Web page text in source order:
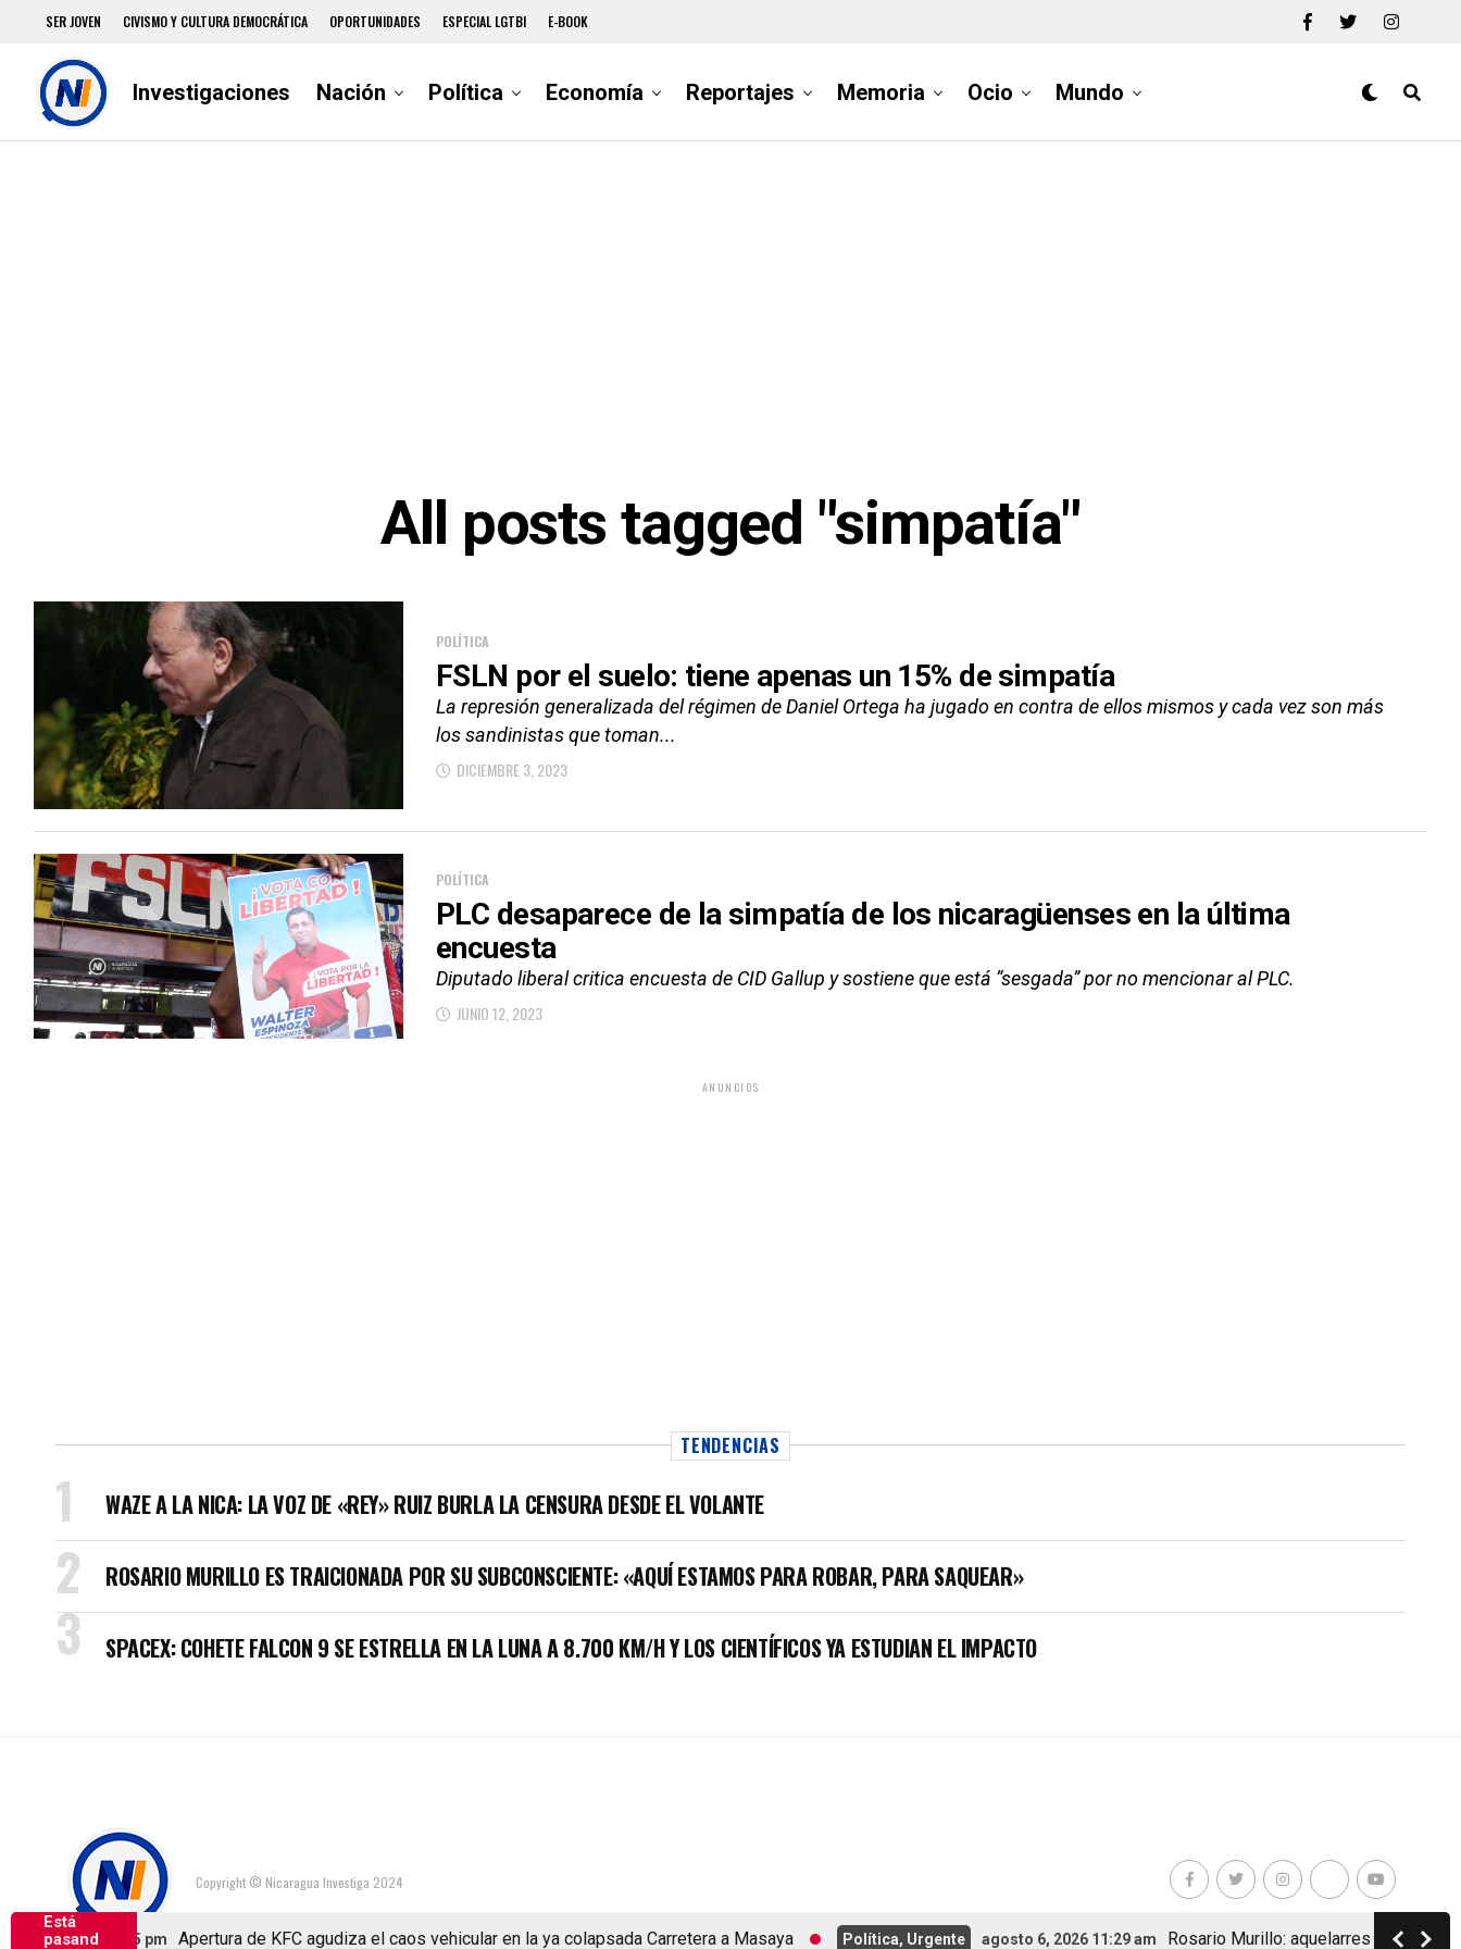
SER JOVEN CIVISMO Y CULTURA DEMOCRÁTICA OPORTUNIDADES ESPECIAL LGTBI E-BOOK
Investigaciones Nación Política Economía Reportajes Memoria Ocio Mundo
Está
pasand
6, 2026 1:25 pm Apertura de KFC agudiza el caos vehicular en la ya colapsada Carretera a Masaya Política, Urgente agosto 6, 2026 11:29 am Rosario Murillo: aquelarres con
All posts tagged "simpatía"
POLÍTICA
FSLN por el suelo: tiene apenas un 15% de simpatía
La represión generalizada del régimen de Daniel Ortega ha jugado en contra de ellos mismos y cada vez son más
los sandinistas que toman...
DICIEMBRE 3, 2023
POLÍTICA
PLC desaparece de la simpatía de los nicaragüenses en la última
encuesta
Diputado liberal critica encuesta de CID Gallup y sostiene que está “sesgada” por no mencionar al PLC.
JUNIO 12, 2023
ANUNCIOS
TENDENCIAS
WAZE A LA NICA: LA VOZ DE «REY» RUIZ BURLA LA CENSURA DESDE EL VOLANTE
ROSARIO MURILLO ES TRAICIONADA POR SU SUBCONSCIENTE: «AQUÍ ESTAMOS PARA ROBAR, PARA SAQUEAR»
SPACEX: COHETE FALCON 9 SE ESTRELLA EN LA LUNA A 8.700 KM/H Y LOS CIENTÍFICOS YA ESTUDIAN EL IMPACTO
Copyright © Nicaragua Investiga 2024